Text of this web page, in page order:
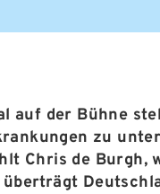
auf der Bühne
zu
Chris de Burgh,